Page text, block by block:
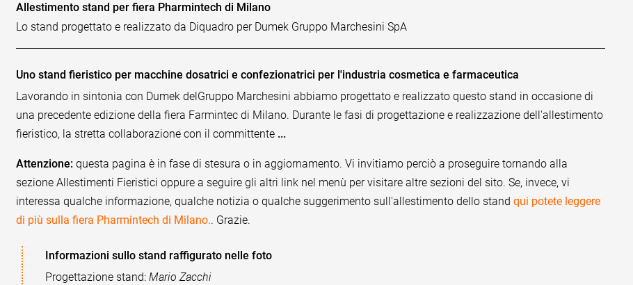
Allestimento stand per fiera Pharmintech di Milano
Lo stand progettato e realizzato da Diquadro per Dumek Gruppo Marchesini SpA
Uno stand fieristico per macchine dosatrici e confezionatrici per l'industria cosmetica e farmaceutica
Lavorando in sintonia con Dumek delGruppo Marchesini abbiamo progettato e realizzato questo stand in occasione di
una precedente edizione della fiera Farmintec di Milano. Durante le fasi di progettazione e realizzazione dell'allestimento
fieristico, la stretta collaborazione con il committente ...
Attenzione: questa pagina è in fase di stesura o in aggiornamento. Vi invitiamo perciò a proseguire tornando alla
sezione Allestimenti Fieristici oppure a seguire gli altri link nel menù per visitare altre sezioni del sito. Se, invece, vi
interessa qualche informazione, qualche notizia o qualche suggerimento sull'allestimento dello stand qui potete leggere
di più sulla fiera Pharmintech di Milano.. Grazie.
Informazioni sullo stand raffigurato nelle foto
Progettazione stand: Mario Zacchi